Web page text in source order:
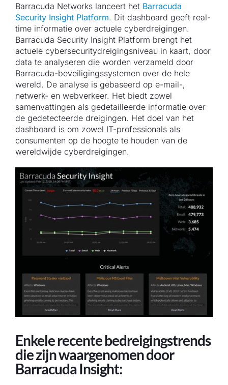
Barracuda Networks lanceert het Barracuda
Security Insight Platform. Dit dashboard geeft real-
time informatie over actuele cyberdreigingen.
Barracuda Security Insight Platform brengt het
actuele cybersecuritydreigingsniveau in kaart, door
data te analyseren die worden verzameld door
Barracuda-beveiligingssystemen over de hele
wereld. De analyse is gebaseerd op e-mail-,
netwerk- en webverkeer. Het biedt zowel
samenvattingen als gedetailleerde informatie over
de gedetecteerde dreigingen. Het doel van het
dashboard is om zowel IT-professionals als
consumenten op de hoogte te houden van de
wereldwijde cyberdreigingen.
Enkele recente bedreigingstrends
die zijn waargenomen door
Barracuda Insight: